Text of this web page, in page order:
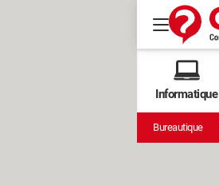
Informatique
Bureautique